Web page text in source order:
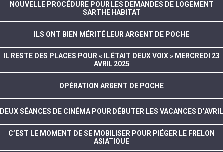
NOUVELLE PROCÉDURE POUR LES DEMANDES DE LOGEMENT
SARTHE HABITAT
ILS ONT BIEN MÉRITÉ LEUR ARGENT DE POCHE
IL RESTE DES PLACES POUR « IL ÉTAIT DEUX VOIX » MERCREDI 23
AVRIL 2025
OPÉRATION ARGENT DE POCHE
DEUX SÉANCES DE CINÉMA POUR DÉBUTER LES VACANCES D’AVRIL
C’EST LE MOMENT DE SE MOBILISER POUR PIÉGER LE FRELON
ASIATIQUE